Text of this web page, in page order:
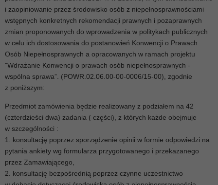
i zaopiniowanie przez środowisko osób z niepełnosprawnościami
wstępnych konkretnych rekomendacji prawnych i pozaprawnych
zmian proponowanych do wprowadzenia w politykach publicznych
w celu ich dostosowania do postanowień Konwencji o Prawach
Osób Niepełnosprawnych a opracowanych w ramach projektu
"Wdrażanie Konwencji o prawach osób niepełnosprawnych -
wspólna sprawa”. (POWR.02.06.00-00-0006/15-00), zgodnie
z poniższym:
Przedmiot zamówienia będzie realizowany z podziałem na 42
(czterdzieści dwa) zadania ( części), z których każde obejmuje
w szczególności :
1. konsultację poprzez sporządzenie opinii w formie odpowiedzi na
pytania ankiety wg formularza przygotowanego i przekazanego
przez Zamawiającego,
2. konsultację bezpośrednią poprzez czynne uczestnictwo